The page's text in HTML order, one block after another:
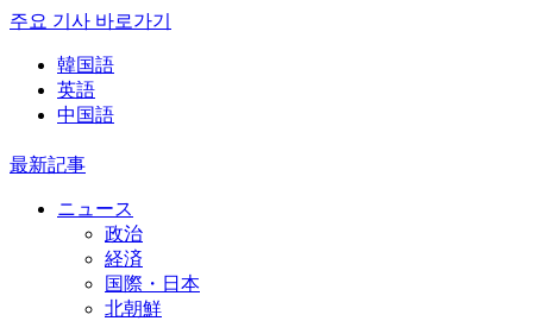
주요 기사 바로가기
韓国語
英語
中国語
最新記事
ニュース
政治
経済
国際・日本
北朝鮮